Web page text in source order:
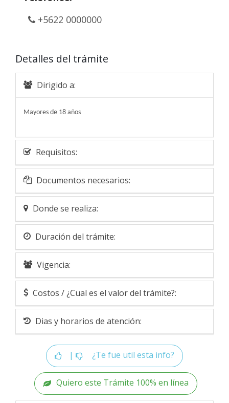
+5622 0000000
Detalles del trámite
Dirigido a:
Mayores de 18 años
Requisitos:
Documentos necesarios:
Donde se realiza:
Duración del trámite:
Vigencia:
Costos / ¿Cual es el valor del trámite?:
Dias y horarios de atención:
| ¿Te fue util esta info?
Quiero este Trámite 100% en línea